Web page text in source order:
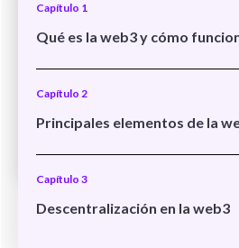
Capítulo 1
Qué es la web3 y cómo
Una definición de web3
Capítulo 2
Principales elementos de la
El rol de las wallets en web3
Capítulo 3
Descentralización en la web3
En su etapa actual,internet y